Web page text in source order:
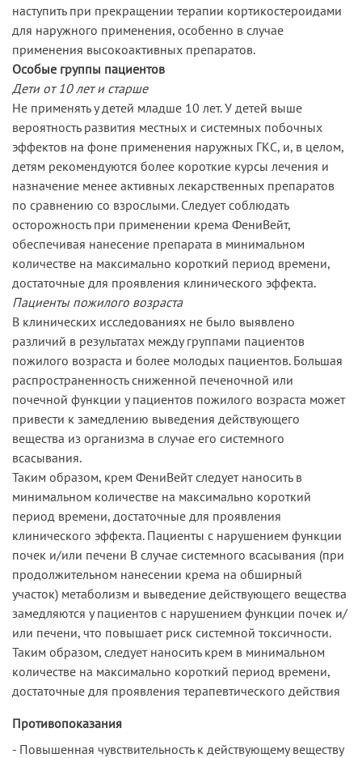
наступить при прекращении терапии кортикостероидами
для наружного применения, особенно в случае
применения высокоактивных препаратов.
Особые группы пациентов
Дети от 10 лет и старше
Не применять у детей младше 10 лет. У детей выше
вероятность развития местных и системных побочных
эффектов на фоне применения наружных ГКС, и, в целом,
детям рекомендуются более короткие курсы лечения и
назначение менее активных лекарственных препаратов
по сравнению со взрослыми. Следует соблюдать
осторожность при применении крема ФениВейт,
обеспечивая нанесение препарата в минимальном
количестве на максимально короткий период времени,
достаточные для проявления клинического эффекта.
Пациенты пожилого возраста
В клинических исследованиях не было выявлено
различий в результатах между группами пациентов
пожилого возраста и более молодых пациентов. Большая
распространенность сниженной печеночной или
почечной функции у пациентов пожилого возраста может
привести к замедлению выведения действующего
вещества из организма в случае его системного
всасывания.
Таким образом, крем ФениВейт следует наносить в
минимальном количестве на максимально короткий
период времени, достаточные для проявления
клинического эффекта. Пациенты с нарушением функции
почек и/или печени В случае системного всасывания (при
продолжительном нанесении крема на обширный
участок) метаболизм и выведение действующего вещества
замедляются у пациентов с нарушением функции почек и/
или печени, что повышает риск системной токсичности.
Таким образом, следует наносить крем в минимальном
количестве на максимально короткий период времени,
достаточные для проявления терапевтического действия
Противопоказания
- Повышенная чувствительность к действующему веществу